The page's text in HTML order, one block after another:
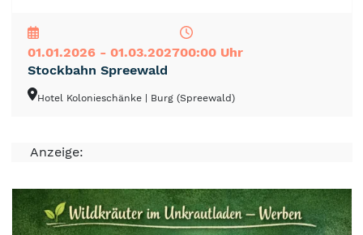
01.01.2026 - 01.03.202700:00 Uhr
Stockbahn Spreewald
Hotel Kolonieschänke | Burg (Spreewald)
Anzeige: